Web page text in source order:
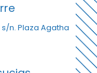
n. Plaza Agatha